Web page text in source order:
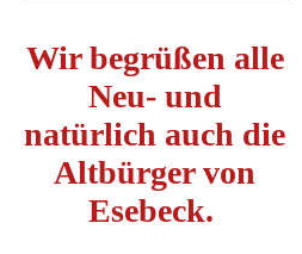
Wir begrüßen alle
Neu- und
natürlich auch die
Altbürger von
Esebeck.